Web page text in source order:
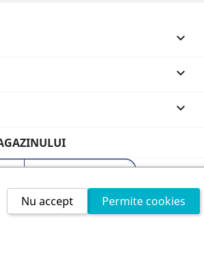



Permite cookies
Nu accept